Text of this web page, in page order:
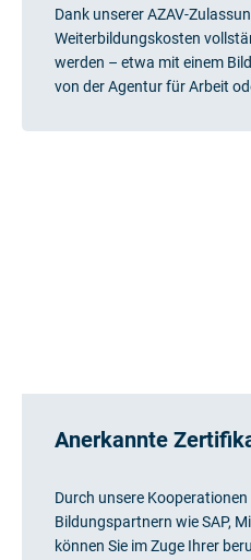
Dank unserer AZAV-
Weiterbildungskosten
werden – etwa mit einem
von der Agentur für Arbeit
Anerkannte
Durch unsere Kooperationen
Bildungspartnern wie SAP,
können Sie im Zuge Ihrer